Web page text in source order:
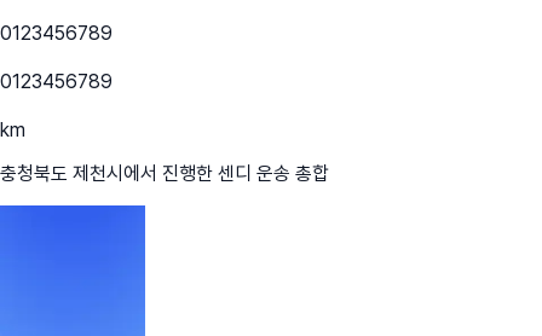
0123456789
0123456789
km
충청북도 제천시 에서 진행한 센디 운송 총합